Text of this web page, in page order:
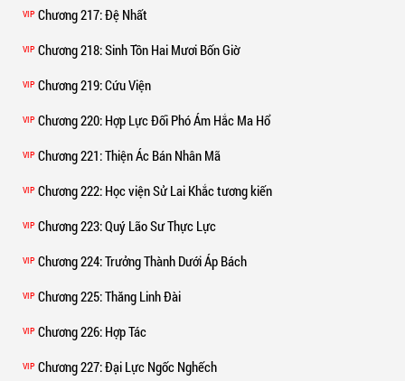
VIP Chương 217: Đệ Nhất
VIP Chương 218: Sinh Tồn Hai Mươi Bốn Giờ
VIP Chương 219: Cứu Viện
VIP Chương 220: Hợp Lực Đối Phó Ám Hắc Ma Hổ
VIP Chương 221: Thiện Ác Bán Nhân Mã
VIP Chương 222: Học viện Sử Lai Khắc tương kiến
VIP Chương 223: Quý Lão Sư Thực Lực
VIP Chương 224: Trưởng Thành Dưới Áp Bách
VIP Chương 225: Thăng Linh Đài
VIP Chương 226: Hợp Tác
VIP Chương 227: Đại Lực Ngốc Nghếch